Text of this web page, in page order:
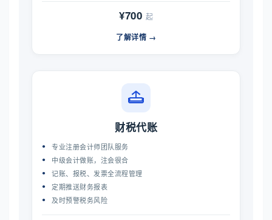
¥700 起
了解详情 →
财税代账
专业注册会计师团队服务
中级会计做账，注会很合
记账、报税、发票全流程管理
定期推送财务报表
及时预警税务风险